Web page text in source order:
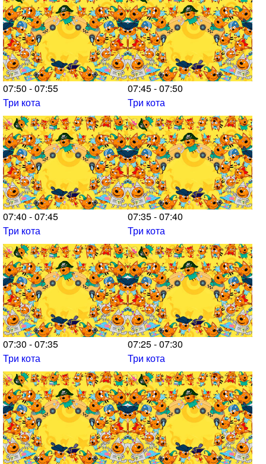
07:50 - 07:55
Три кота
07:45 - 07:50
Три кота
07:40 - 07:45
Три кота
07:35 - 07:40
Три кота
07:30 - 07:35
Три кота
07:25 - 07:30
Три кота